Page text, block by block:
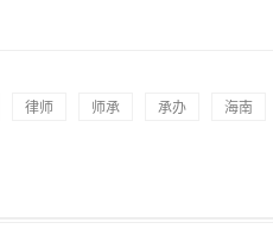
律师 师承 承办 海南